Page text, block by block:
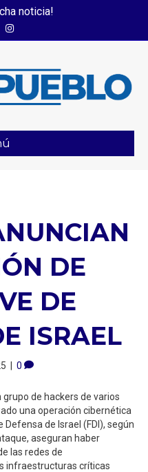
noticia!
Instagram
DE
DE
ISRAEL
| 0
de hackers de varios
una operación cibernética
de Israel (FDI), según
aseguran haber
las redes de
infraestructuras críticas